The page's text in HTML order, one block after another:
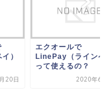
インペイ）
？
2020年6月22日
エンジェル
でLinePay
イ）って使